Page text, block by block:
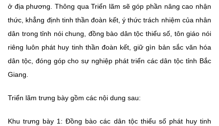
ở địa phương. Thông qua Triển lãm sẽ góp phần nâng cao nhận
thức, khẳng định tinh thần đoàn kết, ý thức trách nhiệm của nhân
dân trong tỉnh nói chung, đồng bào dân tộc thiểu số, tôn giáo nói
riêng luôn phát huy tinh thần đoàn kết, giữ gìn bản sắc văn hóa
dân tộc, đóng góp cho sự nghiệp phát triển các dân tộc tỉnh Bắc
Giang.
Triển lãm trưng bày gồm các nội dung sau:
Khu trưng bày 1: Đồng bào các dân tộc thiểu số phát huy tinh